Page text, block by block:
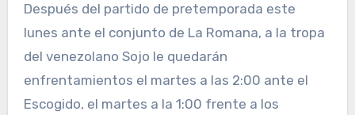
Después del partido de pretemporada este
lunes ante el conjunto de La Romana, a la tropa
del venezolano Sojo le quedarán
enfrentamientos el martes a las 2:00 ante el
Escogido, el martes a la 1:00 frente a los